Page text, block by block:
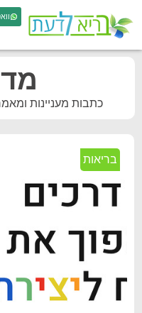
כתבות מעניינות
בריאות